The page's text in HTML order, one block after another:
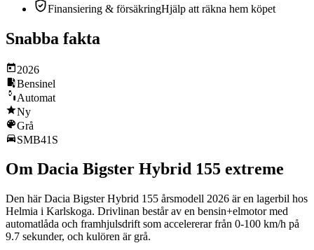
Finansiering & försäkringHjälp att räkna hem köpet
Snabba fakta
2026
Bensinel
Automat
Ny
Grå
SMB41S
Om Dacia Bigster Hybrid 155 extreme
Den här Dacia Bigster Hybrid 155 årsmodell 2026 är en lagerbil hos
Helmia i Karlskoga. Drivlinan består av en bensin+elmotor med
automatlåda och framhjulsdrift som accelererar från 0-100 km/h på
9.7 sekunder, och kulören är grå.